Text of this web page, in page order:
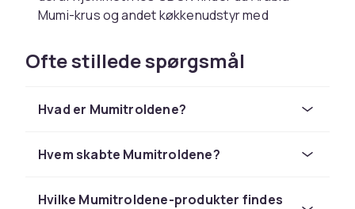
Mumi-krus og andet køkkenudstyr med
børnenes egne eventyr, samt puslespil, spil og
samleobjekter, der vækker nostalgi og glæde
forvandler en simpel kop kaffe til et smil, og
eventyr.
Ofte stillede spørgsmål
Hvad er Mumitroldene?
Hvem skabte Mumitroldene?
Hvilke Mumitroldene-produkter findes